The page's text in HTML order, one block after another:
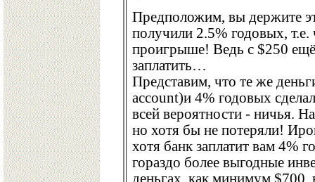
Предположим, вы держите
получили 2.5% годовых,
проигрыше! Ведь с $250
заплатить…
Представим, что те же
account)и 4% годовых
всей вероятности - ничья.
но хотя бы не потеряли!
хотя банк заплатит вам 4%
гораздо более выгодные
деньгах, как минимум $700,